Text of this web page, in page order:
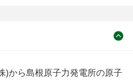
)から島根原子力発電所の原子